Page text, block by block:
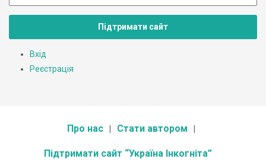
Підтримати сайт
Вхід
Реєстрація
Про нас Стати автором
Підтримати сайт “Україна Інкогніта”